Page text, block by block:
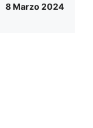
8 Marzo 2024